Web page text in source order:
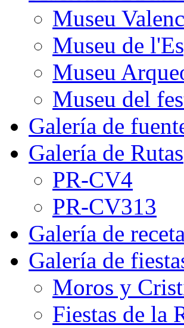
Museu
Museu de
Museu
Museu del
Galería de
Galería de Rutas
PR-CV4
PR-CV313
Galería de
Galería de
Moros y
Fiestas de la